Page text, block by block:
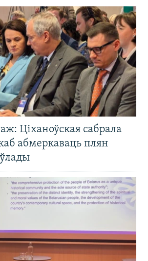
Ціханоўская сабрала
абмеркаваць плян